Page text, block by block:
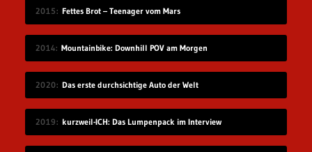
2015 Fettes Brot – Teenager vom Mars
2014 Mountainbike: Downhill POV am Morgen
2020 Das erste durchsichtige Auto der Welt
2019 kurzweil-ICH: Das Lumpenpack im Interview